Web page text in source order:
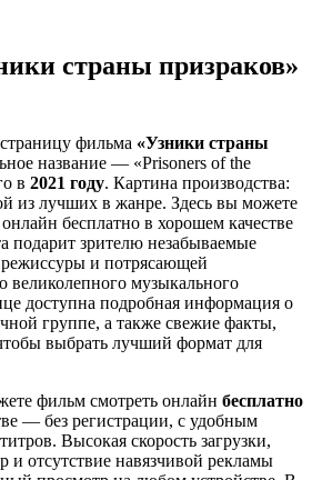
страны призраков»
фильма «Узники страны
название — «Prisoners of the
в 2021 году. Картина производства:
из лучших в жанре. Здесь вы можете
бесплатно в хорошем качестве
подарит зрителю незабываемые
и потрясающей
великолепного музыкального
доступна подробная информация о
группе, а также свежие факты,
выбрать лучший формат для
фильм смотреть онлайн бесплатно
— без регистрации, с удобным
Высокая скорость загрузки,
и отсутствие навязчивой рекламы